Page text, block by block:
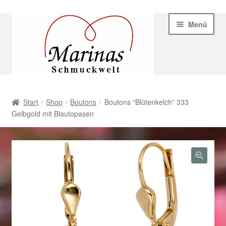
Navigation
Menü
AGB
Beispiel-Seite
Geschenke zu Ostern 2023
Geschenke zu Ostern 2024
Start Shop Boutons
Boutons “Blütenkelch” 333
Gelbgold mit Blautopasen